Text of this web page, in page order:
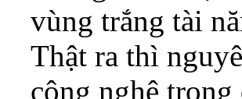
vùng trắng tài
Thật ra thì
công nghệ